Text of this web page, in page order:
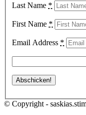
Last Name *
First Name *
Email Address *
© Copyright -